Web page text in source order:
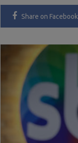
Share on Facebook